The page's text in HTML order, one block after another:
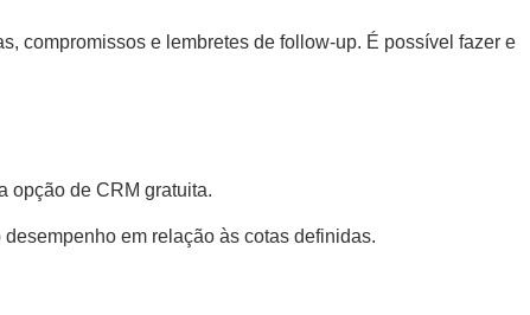
compromissos e lembretes de follow-up. É possível fazer e
opção de CRM gratuita.
em relação às cotas definidas.